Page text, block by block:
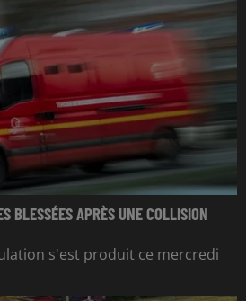
BLESSÉES APRÈS UNE COLLISION
s'est produit ce mercredi